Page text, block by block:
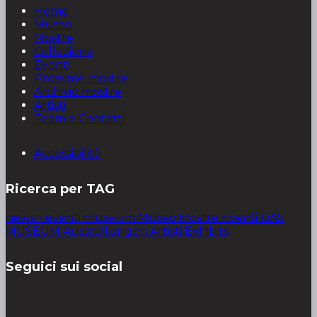
Home
Museo
Mostre
Collezione
Eventi
Prossime mostre
Archivio mostre
Artisti
Team e Contatti
Accessibilità
Ricerca per TAG
news - eventi museum Museo Mostre Eventi DAS
MUSEUM Ausstellungen Artisti Exhibits
Seguici sui social